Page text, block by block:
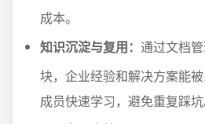
成本。
知识沉淀与复用： 通过文档
块，企业经验和解决方案能
成员快速学习，避免重复踩坑